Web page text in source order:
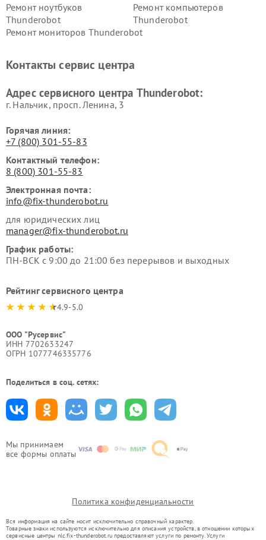
Мы принимаем
все формы оплаты
Ремонт ноутбуков
Thunderobot
Ремонт компьютеров
Thunderobot
Ремонт мониторов Thunderobot
Контакты сервис центра
Адрес сервисного центра Thunderobot:
г. Нальчик, просп. Ленина, 3
Горячая линия:
+7 (800) 301-55-83
Контактный телефон:
8 (800) 301-55-83
Электронная почта:
info@fix-thunderobot.ru
для юридических лиц
manager@fix-thunderobot.ru
График работы:
ПН-ВСК с 9:00 до 21:00 без перерывов и выходных
Рейтинг сервисного центра
4.9-5.0
ООО "Русервис"
ИНН 7702633247
ОГРН 1077746335776
Поделиться в соц. сетях:
Политика конфиденциальности
Вся информация на сайте носит исключительно справочный характер.
Товарные знаки используются исключительно для описания устройств, в отношении которых
сервисные центры nlc.fix-thunderobot.ru предоставляют услуги по ремонту. Услуги